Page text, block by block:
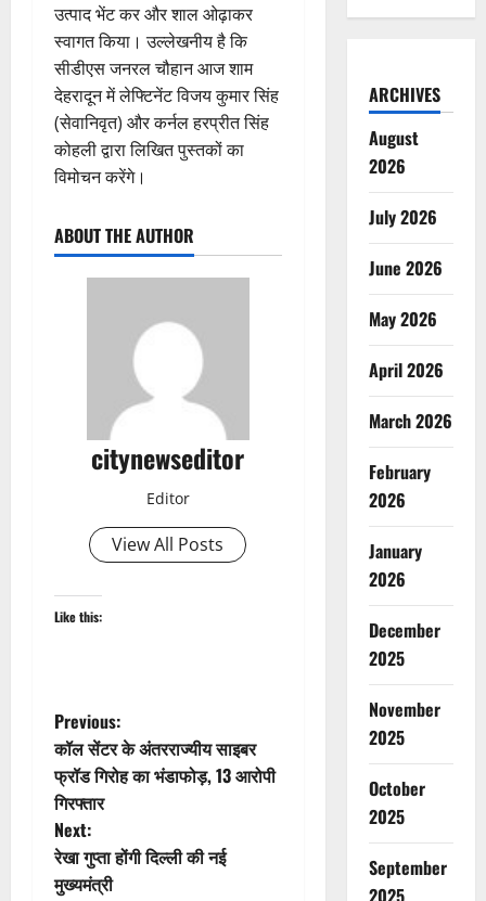
उत्पाद भेंट कर और शाल ओढ़ाकर
स्वागत किया। उल्लेखनीय है कि
सीडीएस जनरल चौहान आज शाम
देहरादून में लेफ्टिनेंट विजय कुमार सिंह
(सेवानिवृत) और कर्नल हरप्रीत सिंह
कोहली द्वारा लिखित पुस्तकों का
विमोचन करेंगे।
ABOUT THE AUTHOR
citynewseditor
Editor
View All Posts
Like this:
P
o
s
t
Previous:
कॉल सेंटर के अंतरराज्यीय साइबर
फ्रॉड गिरोह का भंडाफोड़, 13 आरोपी
गिरफ्तार
Next:
रेखा गुप्ता होंगी दिल्ली की नई
मुख्यमंत्री
ARCHIVES
August
2026
July 2026
June 2026
May 2026
April 2026
March 2026
February
2026
January
2026
December
2025
November
2025
October
2025
September
2025